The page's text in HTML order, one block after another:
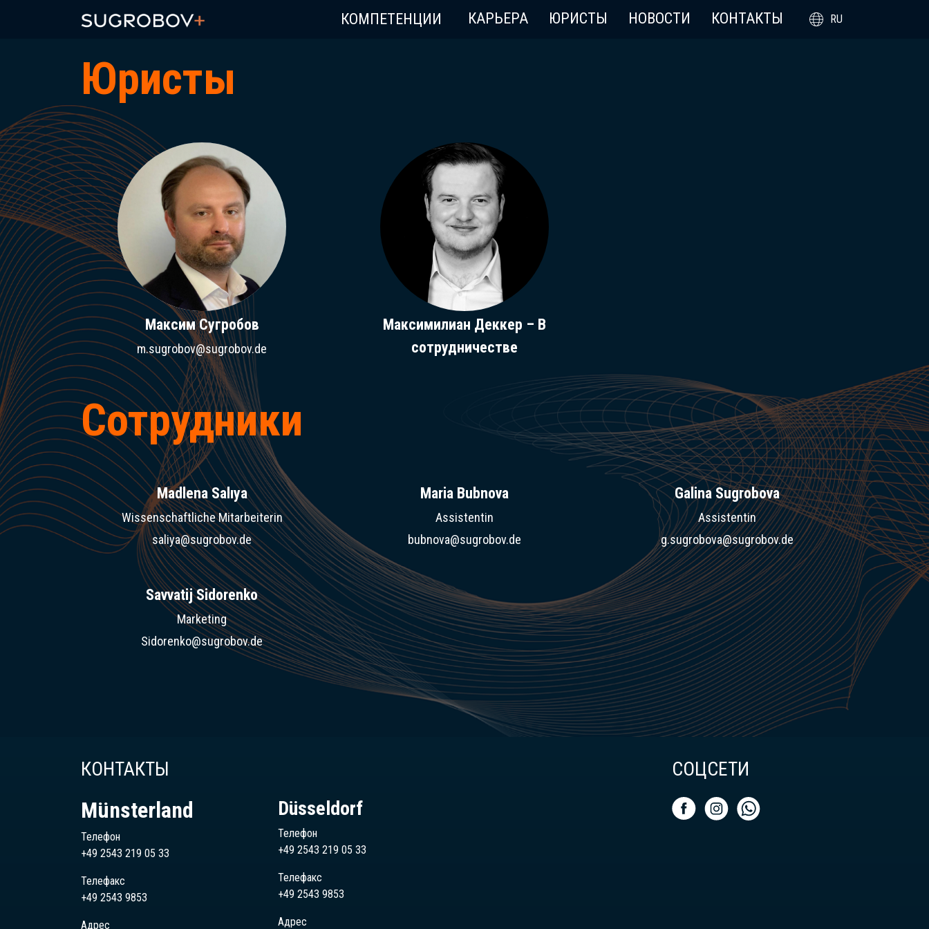
КОМПЕТЕНЦИИ КАРЬЕРА ЮРИСТЫ НОВОСТИ КОНТАКТЫ RU
Юристы
Максим Сугробов
m.sugrobov@sugrobov.de
Максимилиан Деккер – В
сотрудничестве
Сотрудники
Madlena Salıya
Wissenschaftliche Mitarbeiterin
saliya@sugrobov.de
Maria Bubnova
Assistentin
bubnova@sugrobov.de
Galina Sugrobova
Assistentin
g.sugrobova@sugrobov.de
Savvatij Sidorenko
Marketing
Sidorenko@sugrobov.de
КОНТАКТЫ
Münsterland
Телефон
+49 2543 219 05 33
Телефакс
+49 2543 9853
Адрес
Düsseldorf
Телефон
+49 2543 219 05 33
Телефакс
+49 2543 9853
Адрес
СОЦСЕТИ